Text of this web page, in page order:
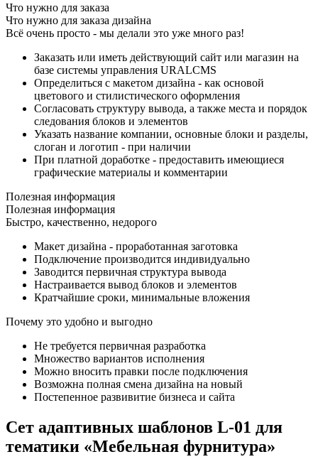
Что нужно для заказа
Что нужно для заказа дизайна
Всё очень просто - мы делали это уже много раз!
Заказать или иметь действующий сайт или магазин на
базе системы управления URALCMS
Определиться с макетом дизайна - как основой
цветового и стилистического оформления
Согласовать структуру вывода, а также места и порядок
следования блоков и элементов
Указать название компании, основные блоки и разделы,
слоган и логотип - при наличии
При платной доработке - предоставить имеющиеся
графические материалы и комментарии
Полезная информация
Полезная информация
Быстро, качественно, недорого
Макет дизайна - проработанная заготовка
Подключение производится индивидуально
Заводится первичная структура вывода
Настраивается вывод блоков и элементов
Кратчайшие сроки, минимальные вложения
Почему это удобно и выгодно
Не требуется первичная разработка
Множество вариантов исполнения
Можно вносить правки после подключения
Возможна полная смена дизайна на новый
Постепенное развивитие бизнеса и сайта
Сет адаптивных шаблонов L-01 для
тематики «Мебельная фурнитура»